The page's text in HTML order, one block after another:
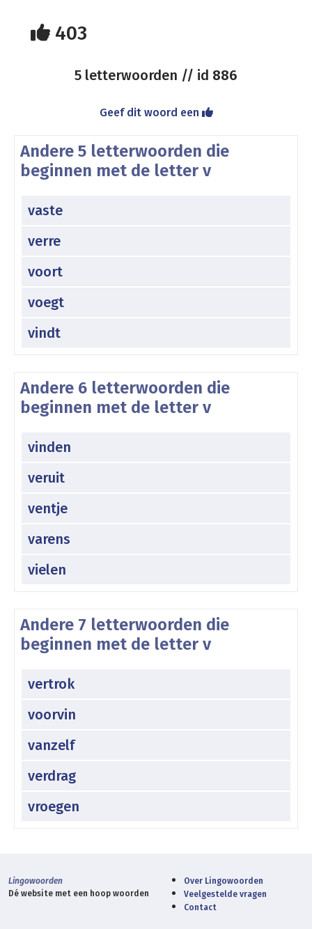
403
5 letterwoorden // id 886
Geef dit woord een
Andere 5 letterwoorden die
beginnen met de letter v
vaste
verre
voort
voegt
vindt
Andere 6 letterwoorden die
beginnen met de letter v
vinden
veruit
ventje
varens
vielen
Andere 7 letterwoorden die
beginnen met de letter v
vertrok
voorvin
vanzelf
verdrag
vroegen
Lingowoorden
Dé website met een hoop woorden
Over Lingowoorden
Veelgestelde vragen
Contact